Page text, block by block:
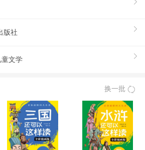
”，具有鲜明的时代感，经典的
曾获“五个一”工程奖，台湾杨唤
版社
文学
换一批